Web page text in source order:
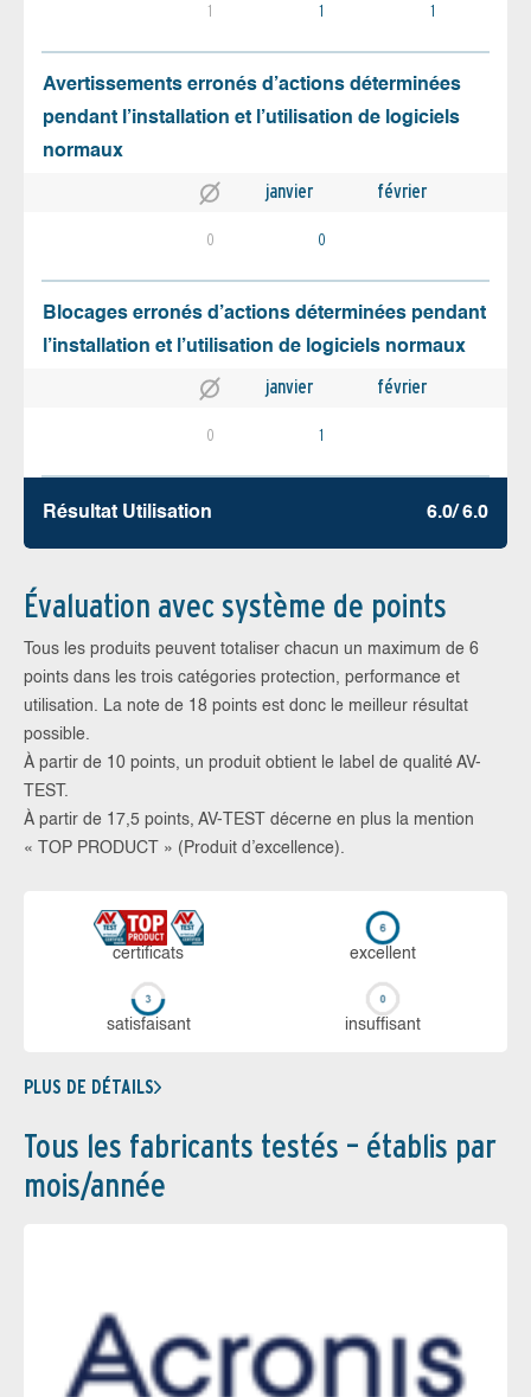
1 1 1
Avertissements erronés d’actions déterminées
pendant l’installation et l’utilisation de logiciels
normaux
janvier février
0 0
Blocages erronés d’actions déterminées pendant
l’installation et l’utilisation de logiciels normaux
janvier février
0 1
Résultat Utilisation 6.0/ 6.0
Évaluation avec système de points
Tous les produits peuvent totaliser chacun un maximum de 6
points dans les trois catégories protection, performance et
utilisation. La note de 18 points est donc le meilleur résultat
possible.
À partir de 10 points, un produit obtient le label de qualité AV-
TEST.
À partir de 17,5 points, AV-TEST décerne en plus la mention
« TOP PRODUCT » (Produit d’excellence).
certi­ficats ex­cellent
sa­tis­fai­sant in­suf­fi­sant
PLUS DE DÉTAILS
Tous les fabricants testés – établis par
mois/année